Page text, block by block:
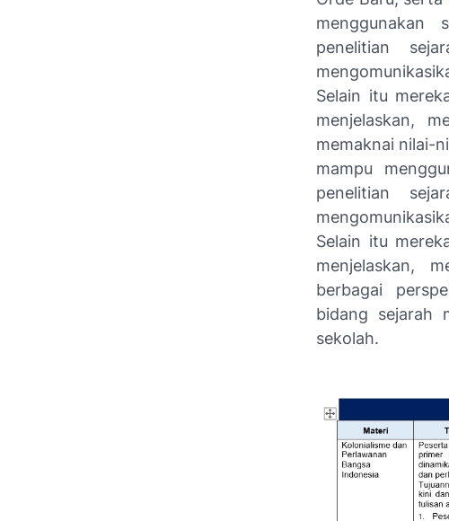
menggunakan
penelitian
Selain itu
menjelaskan,
memaknai nilai-
mampu
penelitian
Selain itu
menjelaskan,
berbagai
bidang sejarah
sekolah.